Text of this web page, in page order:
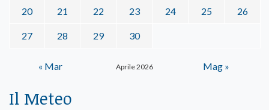
Aprile 2026
20 21 22 23 24 25 26
27 28 29 30
« Mar Mag »
Il Meteo